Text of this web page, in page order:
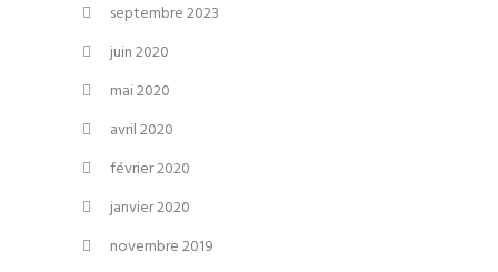
septembre 2023
juin 2020
mai 2020
avril 2020
février 2020
janvier 2020
novembre 2019